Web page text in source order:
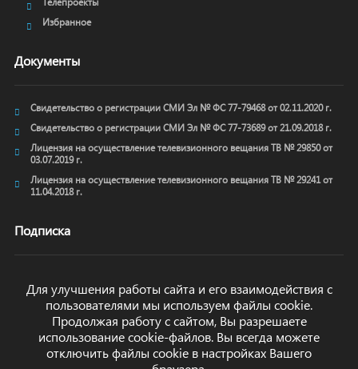
Избранное
Документы
Свидетельство о регистрации СМИ Эл № ФС 77-79468 от 02.11.2020 г.
Свидетельство о регистрации СМИ Эл № ФС 77-73689 от 21.09.2018 г.
Лицензия на осуществление телевизионного вещания ТВ № 29850 от
03.07.2019 г.
Лицензия на осуществление телевизионного вещания ТВ № 29241 от
11.04.2018 г.
Подписка
ОТПРАВИТЬ
Для улучшения работы сайта и его взаимодействия с
пользователями мы используем файлы cookie.
Продолжая работу с сайтом, Вы разрешаете
использование cookie-файлов. Вы всегда можете
отключить файлы cookie в настройках Вашего